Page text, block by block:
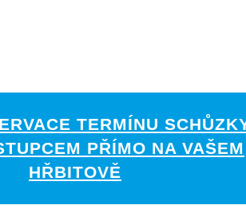
TERMÍNU
PŘÍMO NA VAŠEM
HŘBITOVĚ